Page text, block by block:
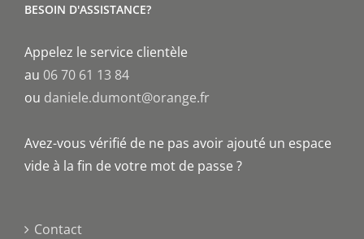
BESOIN D'ASSISTANCE?
Appelez le service clientèle
au 06 70 61 13 84
ou daniele.dumont@orange.fr
Avez-vous vérifié de ne pas avoir ajouté un espace
vide à la fin de votre mot de passe ?
Contact